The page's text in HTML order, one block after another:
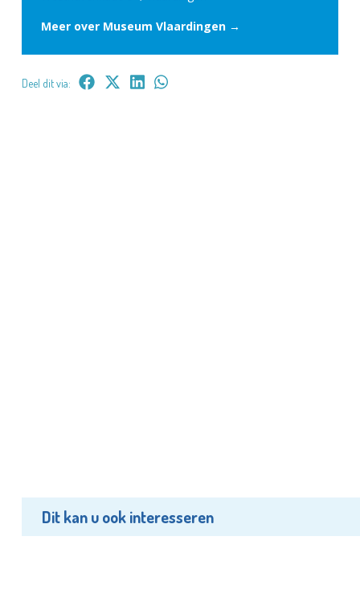
Meer over Museum Vlaardingen →
Deel dit via:
Dit kan u ook interesseren